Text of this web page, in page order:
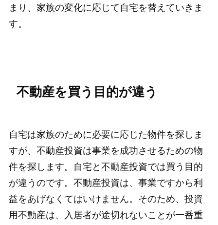
まり、家族の変化に応じて自宅を替えていきま
す。
不動産を買う目的が違う
自宅は家族のために必要に応じた物件を探しま
すが、不動産投資は事業を成功させるための物
件を探します。自宅と不動産投資では買う目的
が違うのです。不動産投資は、事業ですから利
益をあげなくてはいけません。そのため、投資
用不動産は、入居者が途切れないことが一番重